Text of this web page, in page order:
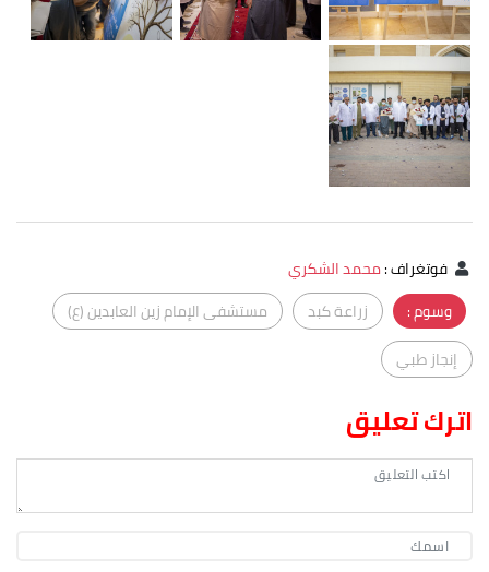
فوتغراف:محمد الشكري
وسوم :
زراعة كبد
مستشفى الإمام زين العابدين (ع)
إنجاز طبي
اترك تعليق